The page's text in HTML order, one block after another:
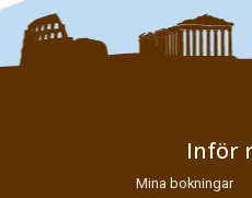
Fyll i denna kod. Detta
Läs vår dataskyddspolicy här » *
Inför
Mina bokningar